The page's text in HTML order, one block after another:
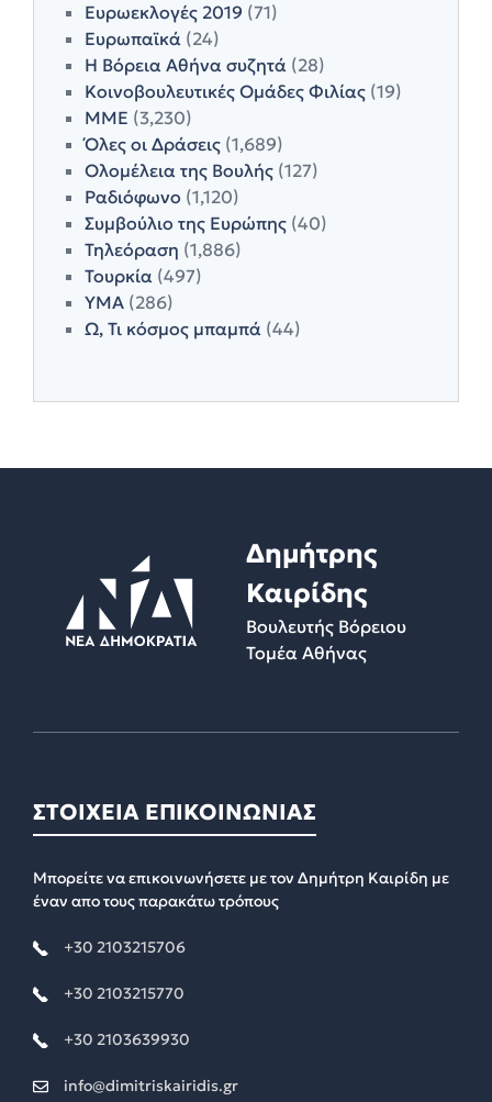
Ευρωεκλογές 2019 (71)
Ευρωπαϊκά (24)
Η Βόρεια Αθήνα συζητά (28)
Κοινοβουλευτικές Ομάδες Φιλίας (19)
ΜΜΕ (3,230)
Όλες οι Δράσεις (1,689)
Ολομέλεια της Βουλής (127)
Ραδιόφωνο (1,120)
Συμβούλιο της Ευρώπης (40)
Τηλεόραση (1,886)
Τουρκία (497)
ΥΜΑ (286)
Ω, Τι κόσμος μπαμπά (44)
Δημήτρης
Καιρίδης
Βουλευτής Βόρειου
Τομέα Αθήνας
ΣΤΟΙΧΕΙΑ ΕΠΙΚΟΙΝΩΝΙΑΣ
Μπορείτε να επικοινωνήσετε με τον Δημήτρη Καιρίδη με
έναν απο τους παρακάτω τρόπους
+30 2103215706
+30 2103215770
+30 2103639930
info@dimitriskairidis.gr